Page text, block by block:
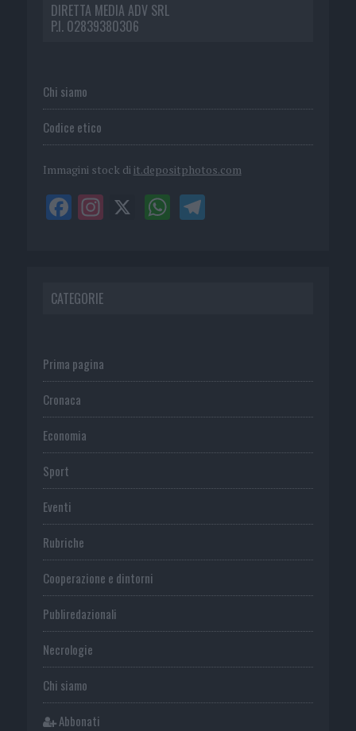
DIRETTA MEDIA ADV SRL
P.I. 02839380306
Chi siamo
Codice etico
Immagini stock di it.depositphotos.com
CATEGORIE
Prima pagina
Cronaca
Economia
Sport
Eventi
Rubriche
Cooperazione e dintorni
Publiredazionali
Necrologie
Chi siamo
Abbonati